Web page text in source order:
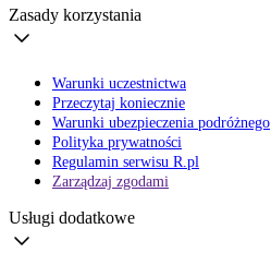
Zasady korzystania
Warunki uczestnictwa
Przeczytaj koniecznie
Warunki ubezpieczenia podróżnego
Polityka prywatności
Regulamin serwisu R.pl
Zarządzaj zgodami
Usługi dodatkowe